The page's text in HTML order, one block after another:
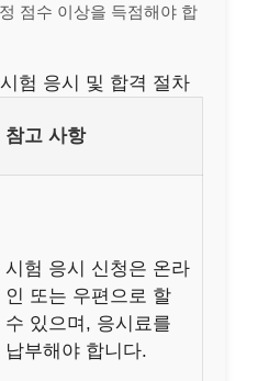
점수 이상을 득점해야 합
험 응시 및 합격 절차
참고 사항
시험 응시 신청은 온라
인 또는 우편으로 할
수 있으며, 응시료를
납부해야 합니다.